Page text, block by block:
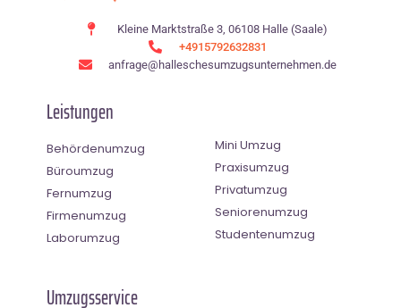
Kleine Marktstraße 3, 06108 Halle (Saale)
+4915792632831
anfrage@halleschesumzugsunternehmen.de
Leistungen
Behördenumzug
Büroumzug
Fernumzug
Firmenumzug
Laborumzug
Mini Umzug
Praxisumzug
Privatumzug
Seniorenumzug
Studentenumzug
Umzugsservice